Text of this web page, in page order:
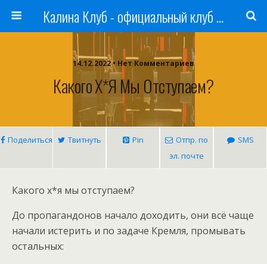
Калина Клуб - официальный клуб ЛАДА
14.12.2022 • Нет Комментариев
Какого Х*я Мы Отступаем?
Поделиться Твитнуть Pin
Отпр. по
эл. почте
SMS
Какого х*я мы отступаем?
До пропагандонов начало доходить, они всё чаще
начали истерить и по задаче Кремля, промывать
остальных: